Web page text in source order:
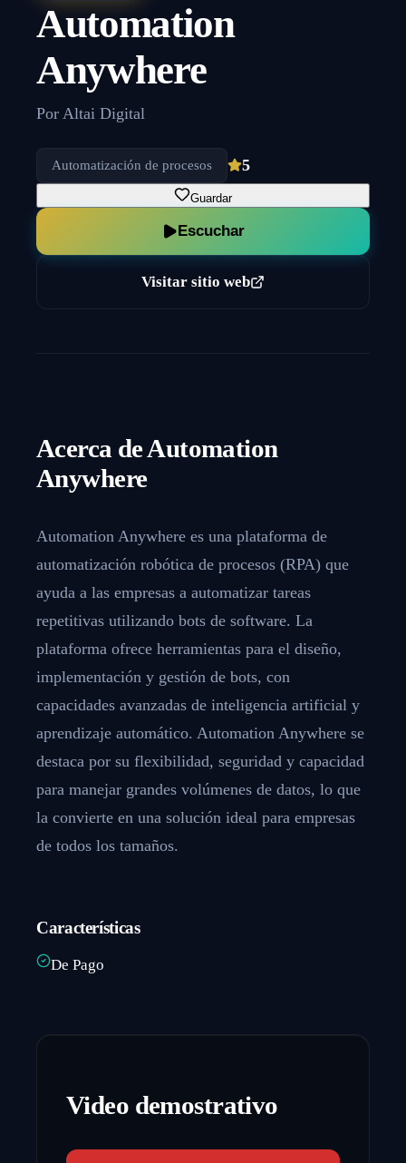
Automation
Anywhere
Por Altai Digital
Automatización de procesos 5
Guardar
Escuchar
Visitar sitio web
Acerca deAutomation
Anywhere
Automation Anywhere es una plataforma de
automatización robótica de procesos (RPA) que
ayuda a las empresas a automatizar tareas
repetitivas utilizando bots de software. La
plataforma ofrece herramientas para el diseño,
implementación y gestión de bots, con
capacidades avanzadas de inteligencia artificial y
aprendizaje automático. Automation Anywhere se
destaca por su flexibilidad, seguridad y capacidad
para manejar grandes volúmenes de datos, lo que
la convierte en una solución ideal para empresas
de todos los tamaños.
Características
De Pago
Video demostrativo